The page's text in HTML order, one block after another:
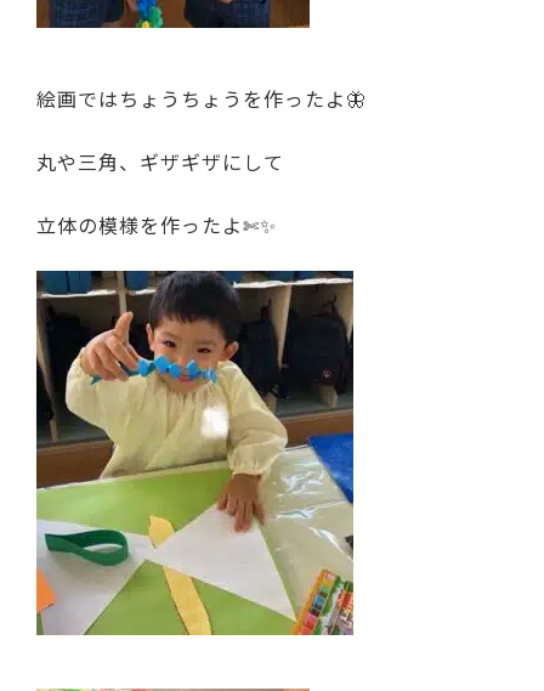
絵画ではちょうちょうを作ったよ🦋
丸や三角、ギザギザにして
立体の模様を作ったよ✄✨